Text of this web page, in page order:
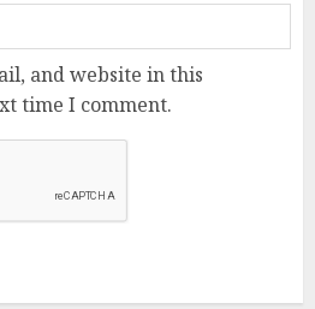
and website in this
time I comment.